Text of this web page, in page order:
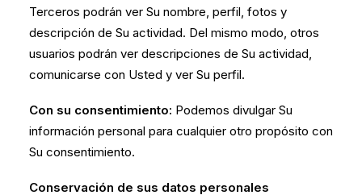
Terceros podrán ver Su nombre, perfil, fotos y
descripción de Su actividad. Del mismo modo, otros
usuarios podrán ver descripciones de Su actividad,
comunicarse con Usted y ver Su perfil.
Con su consentimiento: Podemos divulgar Su
información personal para cualquier otro propósito con
Su consentimiento.
Conservación de sus datos personales